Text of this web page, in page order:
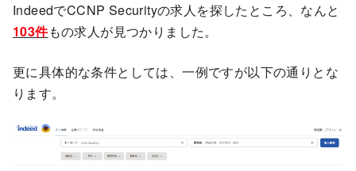
IndeedでCCNP Securityの求人を探したところ、なんと
103件もの求人が見つかりました。
更に具体的な条件としては、一例ですが以下の通りとな
ります。